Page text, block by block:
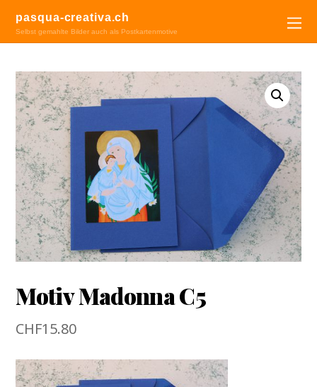
pasqua-creativa.ch
Selbst gemahlte Bilder auch als Postkartenmotive
Motiv Madonna C5
CHF15.80